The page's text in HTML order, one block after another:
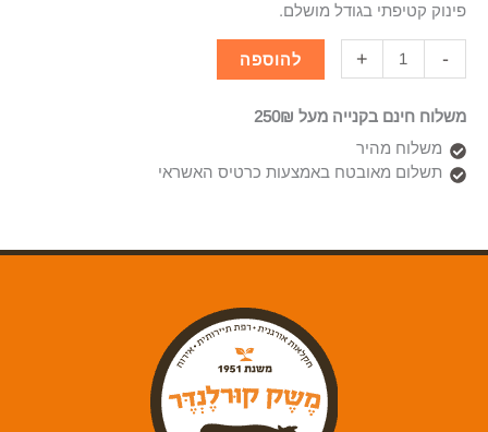
פינוק קטיפתי בגודל מושלם.
-
+ להוספה
משלוח חינם בקנייה מעל 250₪
משלוח מהיר
תשלום מאובטח באמצעות כרטיס האשראי